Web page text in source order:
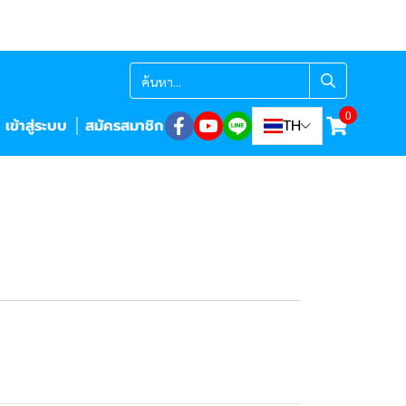
เข้าสู่ระบบ สมัครสมาชิก TH 0